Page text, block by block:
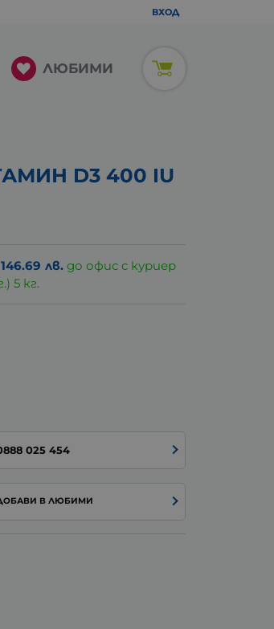
ВХОД
ЛЮБИМИ
D3 400 IU
146.69 лв. до офис с куриер
5 кг.
025 454
В ЛЮБИМИ